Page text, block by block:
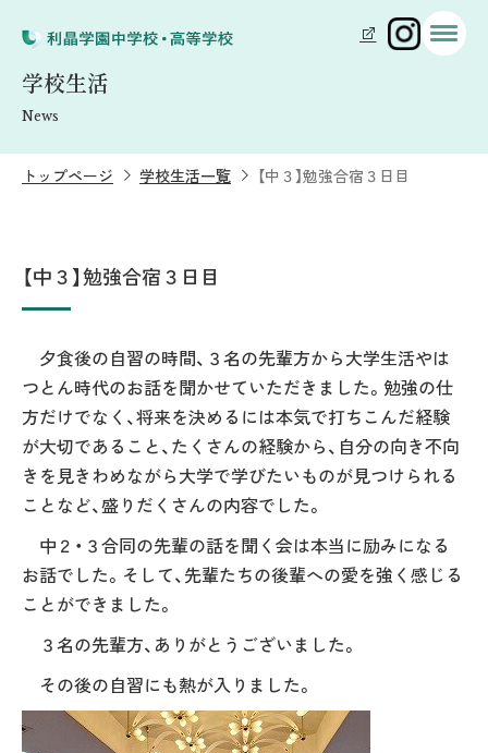
学校生活
News
トップページ 学校生活一覧 【中３】勉強合宿３日目
【中３】勉強合宿３日目
夕食後の自習の時間、３名の先輩方から大学生活やは
つとん時代のお話を聞かせていただきました。勉強の仕
方だけでなく、将来を決めるには本気で打ちこんだ経験
が大切であること、たくさんの経験から、自分の向き不向
きを見きわめながら大学で学びたいものが見つけられる
ことなど、盛りだくさんの内容でした。
中２・３合同の先輩の話を聞く会は本当に励みになる
お話でした。そして、先輩たちの後輩への愛を強く感じる
ことができました。
３名の先輩方、ありがとうございました。
その後の自習にも熱が入りました。